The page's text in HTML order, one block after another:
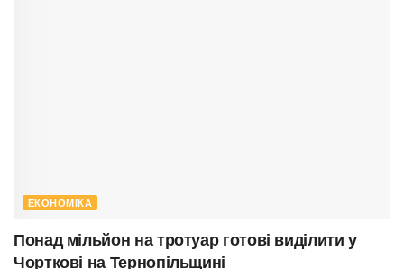
ЕКОНОМІКА
Понад мільйон на тротуар готові виділити у
Чорткові на Тернопільщині